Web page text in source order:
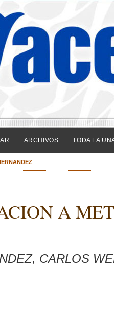
ARCHIVOS TODA LA
A
CARLOS